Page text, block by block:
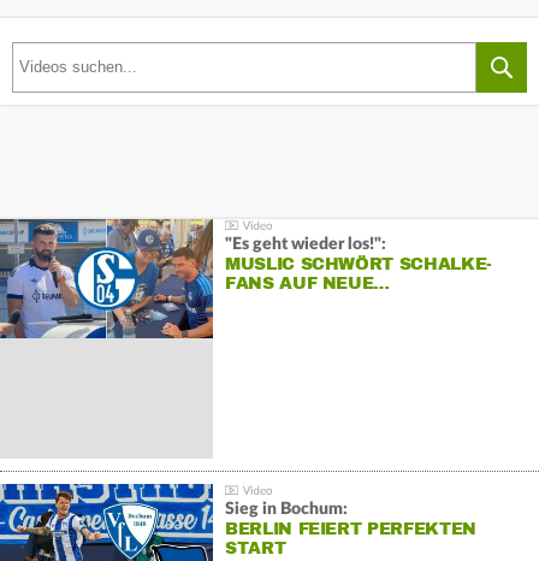
"Es geht wieder los!":
MUSLIC SCHWÖRT SCHALKE-
FANS AUF NEUE…
Sieg in Bochum:
BERLIN FEIERT PERFEKTEN
START